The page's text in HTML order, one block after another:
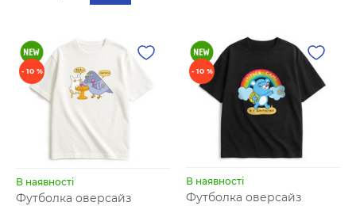
- 10 %
В наявності
Футболка оверсайз
- 10 %
В наявності
Футболка оверсайз